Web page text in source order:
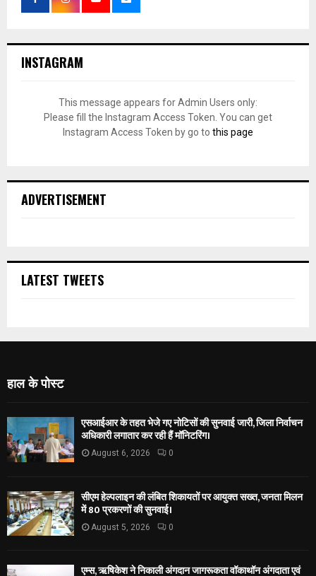
INSTAGRAM
This message appears for Admin Users only:
Please fill the Instagram Access Token. You can get
Instagram Access Token by go to this page
ADVERTISEMENT
LATEST TWEETS
हाल के पोस्ट
एसआईआर के तहत भेजे गए नोटिसों की सुनवाई जारी, जिला निर्वाचन
अधिकारी लगातार कर रही हैं मॉनिटरिंग।
August 6, 2026 0
सीएम हेल्पलाइन की लंबित शिकायतों पर आयुक्त सख्त, जनता मिलन
में 80 प्रकरणों की सुनवाई।
August 5, 2026 0
एम्स, ऋषिकेश ने निकाली अंगदान जागरूकता वॉकाथॉन अंगदाता एवं